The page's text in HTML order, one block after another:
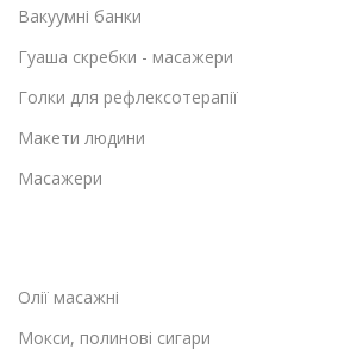
Вакуумні банки
Гуаша скребки - масажери
Голки для рефлексотерапії
Макети людини
Масажери
Олії масажні
Мокси, полинові сигари